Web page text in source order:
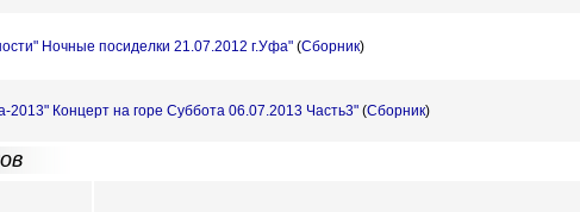
Ночные посиделки 21.07.2012 г.Уфа" (Сборник)
Концерт на горе Суббота 06.07.2013 Часть3" (Сборник)